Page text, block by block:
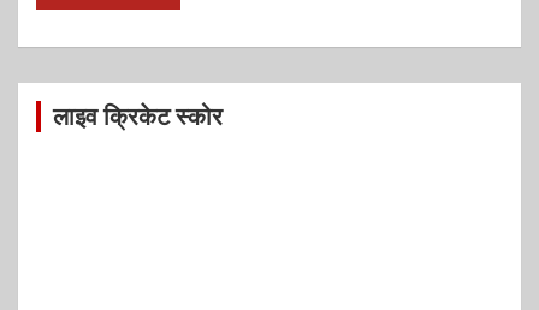
लाइव क्रिकेट स्कोर